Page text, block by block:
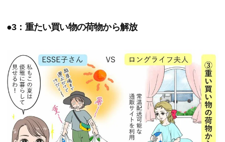
●3：重たい買い物の荷物から解放